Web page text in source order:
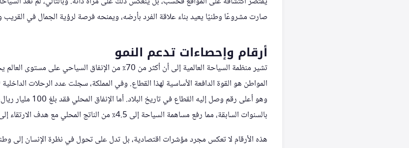
صارت مشروعًا وطنيًا يعيد بناء علاقة الفرد بأرضه، ويمنحه فرصة لرؤية الجمال في القريب
أرقام وإحصاءات تدعم النمو
تشير منظمة السياحة العالمية إلى أن أكثر من 70٪ من الإنفاق
بالسنوات السابقة، مما رفع مساهمة السياحة إلى 4.5٪ من الناتج المحلي مع هدف الارتقاء إلى 10٪ بحلول عام 2030.
هذه الأرقام لا تعكس مجرد مؤشرات اقتصادية، بل تدل على تحول في نظرة الإنسان إلى